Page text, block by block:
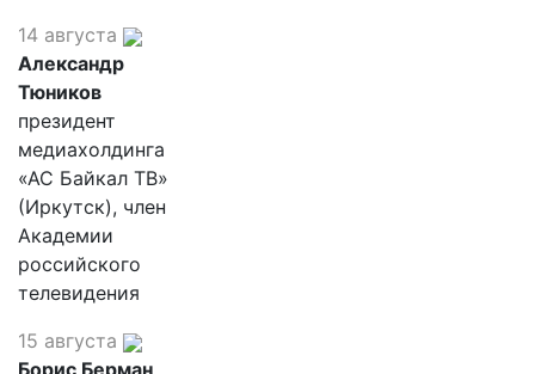
14 августа
Александр
Тюников
президент
медиахолдинга
«АС Байкал ТВ»
(Иркутск), член
Академии
российского
телевидения
15 августа
Борис Берман